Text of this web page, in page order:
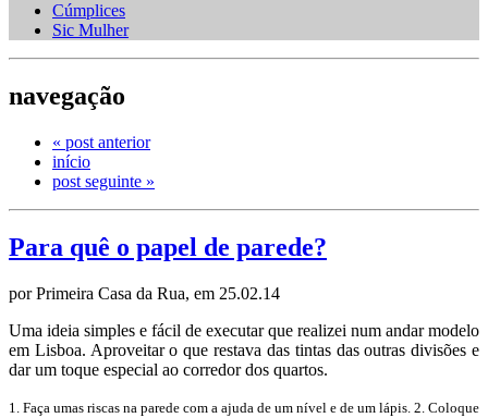
Cúmplices
Sic Mulher
navegação
« post anterior
início
post seguinte »
Para quê o papel de parede?
por Primeira Casa da Rua, em 25.02.14
Uma ideia simples e fácil de executar que realizei num andar modelo
em Lisboa. Aproveitar o que restava das tintas das outras divisões e
dar um toque especial ao corredor dos quartos.
1. Faça umas riscas na parede com a ajuda de um nível e de um lápis. 2. Coloque